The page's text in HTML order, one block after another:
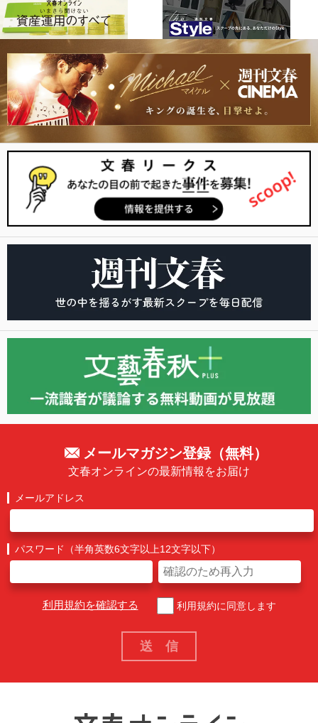
メールマガジン登録（無料）
文春オンラインの最新情報をお届け
メールアドレス
パスワード（半角英数6文字以上12文字以下）
利用規約を確認する 利用規約に同意します